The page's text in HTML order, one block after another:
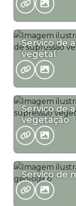
Serviço de
vegetal
Serviço de
vegetação
Serviço de